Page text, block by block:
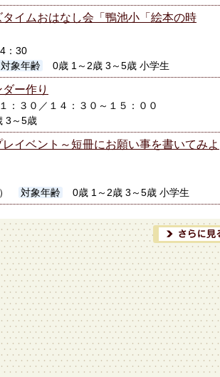
タイムおはなし会「鴨池小「絵本の時
：30
対象年齢 0歳 1～2歳 3～5歳 小学生
ー作り
：３０／１４：３０～１５：００
3～5歳
レイベント～短冊にお願い事を書いてみよ
対象年齢 0歳 1～2歳 3～5歳 小学生